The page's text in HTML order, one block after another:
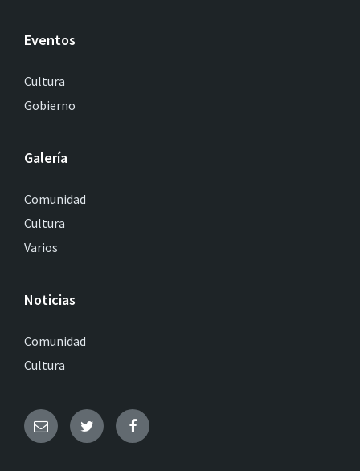
Eventos
Cultura
Gobierno
Galería
Comunidad
Cultura
Varios
Noticias
Comunidad
Cultura